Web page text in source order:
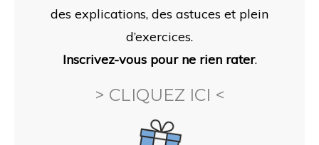
des explications, des astuces et plein
d’exercices.
Inscrivez-vous pour ne rien rater.
> CLIQUEZ ICI <